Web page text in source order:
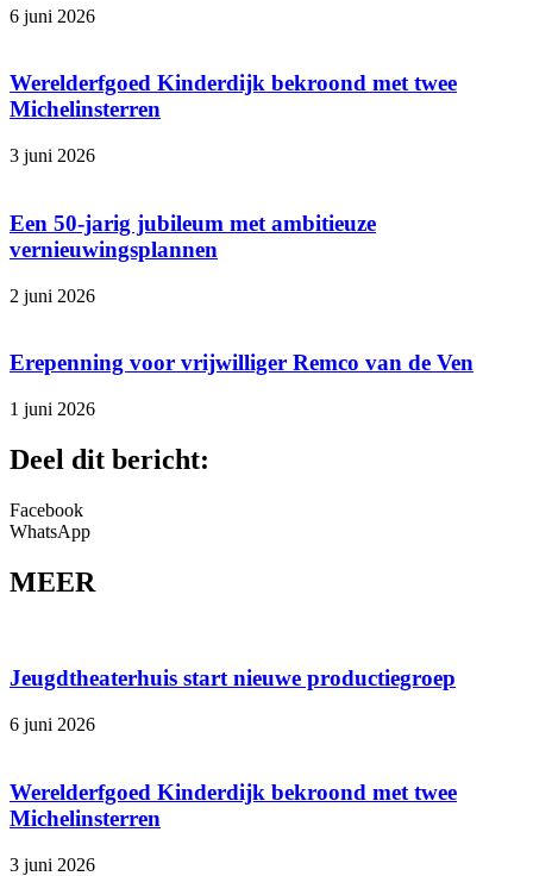
6 juni 2026
Werelderfgoed Kinderdijk bekroond met twee
Michelinsterren
3 juni 2026
Een 50-jarig jubileum met ambitieuze
vernieuwingsplannen
2 juni 2026
Erepenning voor vrijwilliger Remco van de Ven
1 juni 2026
Deel dit bericht:
Facebook
WhatsApp
MEER
Jeugdtheaterhuis start nieuwe productiegroep
6 juni 2026
Werelderfgoed Kinderdijk bekroond met twee
Michelinsterren
3 juni 2026